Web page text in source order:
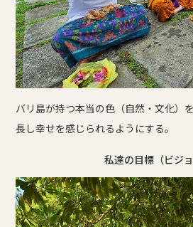
バリ島が持つ本当の色（自然・文化）
長し幸せを感じられるようにする。
私達の目標（ビジョ